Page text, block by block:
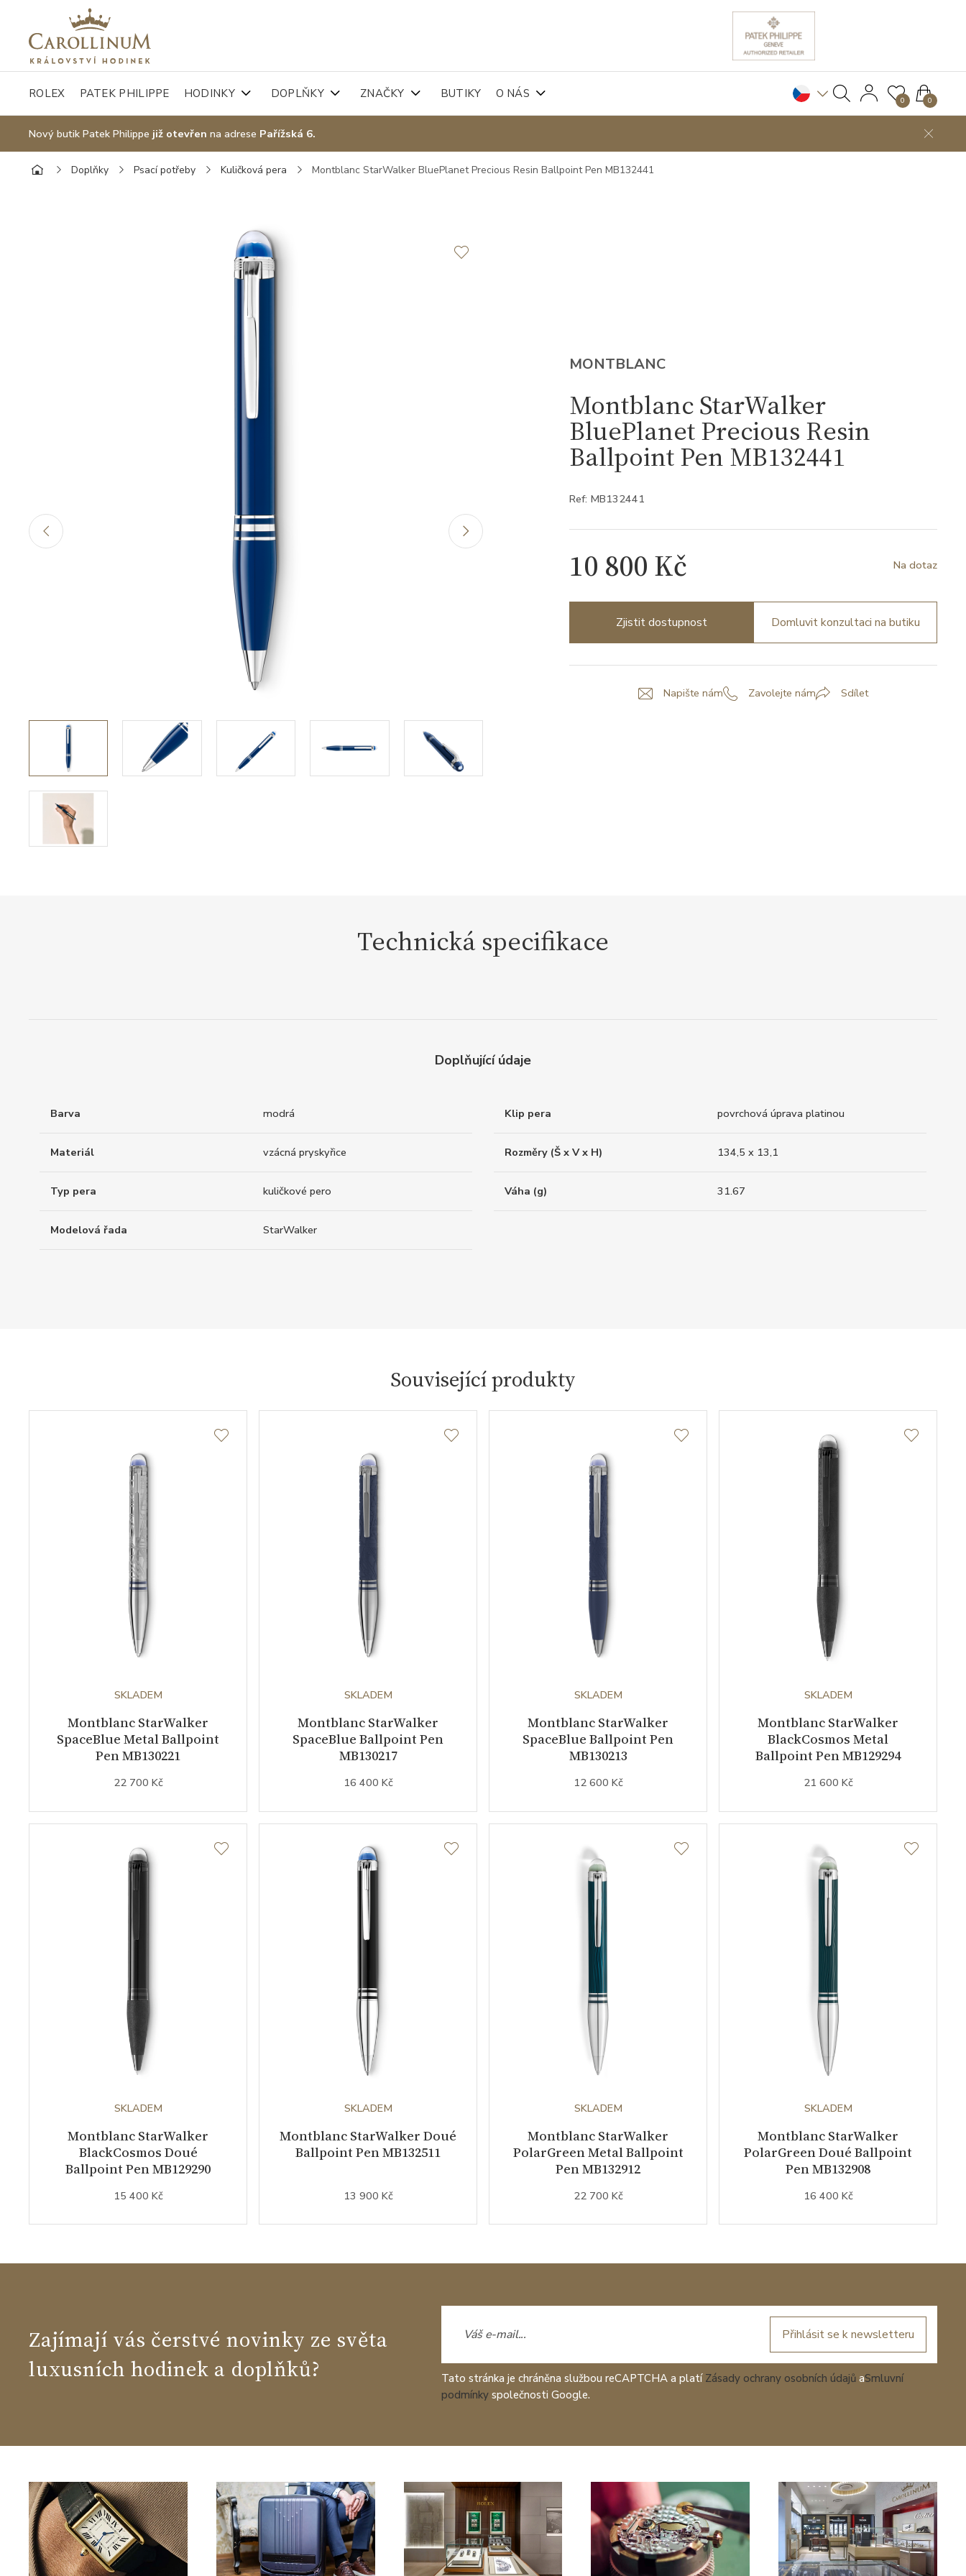
ROLEX PATEK PHILIPPE HODINKY DOPLŇKY ZNAČKY BUTIKY O NÁS 0 0
Nový butik Patek Philippe již otevřen na adrese Pařížská 6.
Doplňky Psací potřeby Kuličková pera Montblanc StarWalker BluePlanet Precious Resin Ballpoint Pen MB132441
MONTBLANC
Montblanc StarWalker
BluePlanet Precious Resin
Ballpoint Pen MB132441
Ref: MB132441
10 800 Kč Na dotaz
Zjistit dostupnost Domluvit konzultaci na butiku
Napište nám Zavolejte nám Sdílet
Technická specifikace
Doplňující údaje
Barva modrá Klip pera povrchová úprava platinou
Materiál vzácná pryskyřice Rozměry (Š x V x H) 134,5 x 13,1
Typ pera kuličkové pero Váha (g) 31.67
Modelová řada StarWalker
Související produkty
SKLADEM
Montblanc StarWalker
SpaceBlue Metal Ballpoint
Pen MB130221
22 700 Kč
SKLADEM
Montblanc StarWalker
SpaceBlue Ballpoint Pen
MB130217
16 400 Kč
SKLADEM
Montblanc StarWalker
SpaceBlue Ballpoint Pen
MB130213
12 600 Kč
SKLADEM
Montblanc StarWalker
BlackCosmos Metal
Ballpoint Pen MB129294
21 600 Kč
SKLADEM
Montblanc StarWalker
BlackCosmos Doué
Ballpoint Pen MB129290
15 400 Kč
SKLADEM
Montblanc StarWalker Doué
Ballpoint Pen MB132511
13 900 Kč
SKLADEM
Montblanc StarWalker
PolarGreen Metal Ballpoint
Pen MB132912
22 700 Kč
SKLADEM
Montblanc StarWalker
PolarGreen Doué Ballpoint
Pen MB132908
16 400 Kč
Zajímají vás čerstvé novinky ze světa
luxusních hodinek a doplňků?
Přihlásit se k newsletteru
Tato stránka je chráněna službou reCAPTCHA a platí Zásady ochrany osobních údajů aSmluvní
podmínky společnosti Google.